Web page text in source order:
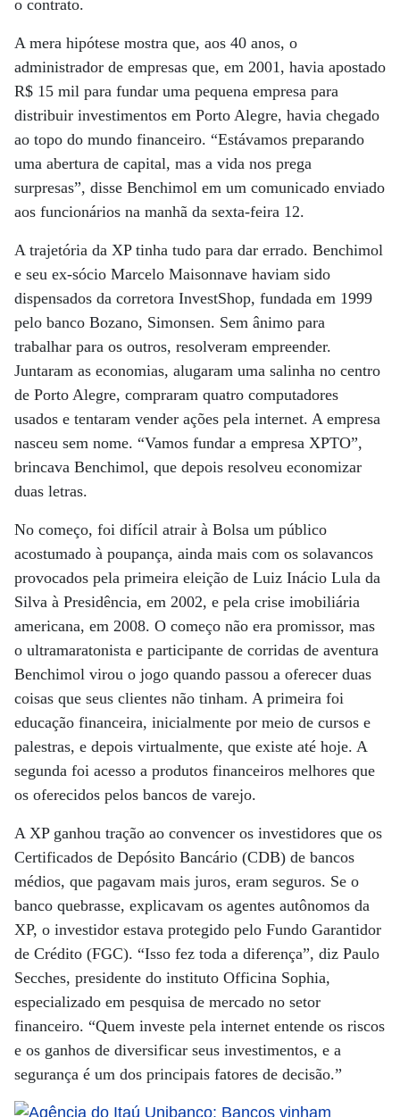
o contrato.
A mera hipótese mostra que, aos 40 anos, o
administrador de empresas que, em 2001, havia apostado
R$ 15 mil para fundar uma pequena empresa para
distribuir investimentos em Porto Alegre, havia chegado
ao topo do mundo financeiro. “Estávamos preparando
uma abertura de capital, mas a vida nos prega
surpresas”, disse Benchimol em um comunicado enviado
aos funcionários na manhã da sexta-feira 12.
A trajetória da XP tinha tudo para dar errado. Benchimol
e seu ex-sócio Marcelo Maisonnave haviam sido
dispensados da corretora InvestShop, fundada em 1999
pelo banco Bozano, Simonsen. Sem ânimo para
trabalhar para os outros, resolveram empreender.
Juntaram as economias, alugaram uma salinha no centro
de Porto Alegre, compraram quatro computadores
usados e tentaram vender ações pela internet. A empresa
nasceu sem nome. “Vamos fundar a empresa XPTO”,
brincava Benchimol, que depois resolveu economizar
duas letras.
No começo, foi difícil atrair à Bolsa um público
acostumado à poupança, ainda mais com os solavancos
provocados pela primeira eleição de Luiz Inácio Lula da
Silva à Presidência, em 2002, e pela crise imobiliária
americana, em 2008. O começo não era promissor, mas
o ultramaratonista e participante de corridas de aventura
Benchimol virou o jogo quando passou a oferecer duas
coisas que seus clientes não tinham. A primeira foi
educação financeira, inicialmente por meio de cursos e
palestras, e depois virtualmente, que existe até hoje. A
segunda foi acesso a produtos financeiros melhores que
os oferecidos pelos bancos de varejo.
A XP ganhou tração ao convencer os investidores que os
Certificados de Depósito Bancário (CDB) de bancos
médios, que pagavam mais juros, eram seguros. Se o
banco quebrasse, explicavam os agentes autônomos da
XP, o investidor estava protegido pelo Fundo Garantidor
de Crédito (FGC). “Isso fez toda a diferença”, diz Paulo
Secches, presidente do instituto Officina Sophia,
especializado em pesquisa de mercado no setor
financeiro. “Quem investe pela internet entende os riscos
e os ganhos de diversificar seus investimentos, e a
segurança é um dos principais fatores de decisão.”